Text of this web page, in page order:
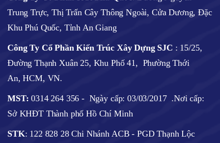
Trung Trực, Thị Trấn Cây Thông Ngoài, Cửa Dương, Đặc
Khu Phú Quốc, Tỉnh An Giang
Công Ty Cổ Phần Kiến Trúc Xây Dựng SJC : 15/25,
Đường Thạnh Xuân 25, Khu Phố 41, Phường Thới
An, HCM, VN.
MST:0314 264 356 - Ngày cấp: 03/03/2017 .Nơi cấp:
Sở KHĐT Thành phố Hồ Chí Minh
STK: 122 828 28 Chi Nhánh ACB - PGD Thạnh Lộc